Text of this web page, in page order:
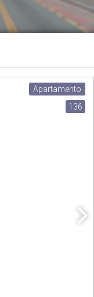
Apartamento
136